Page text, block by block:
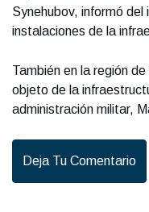
Synehubov, informó
instalaciones de la
También en la región
objeto de la
administración militar,
Deja Tu Comentario